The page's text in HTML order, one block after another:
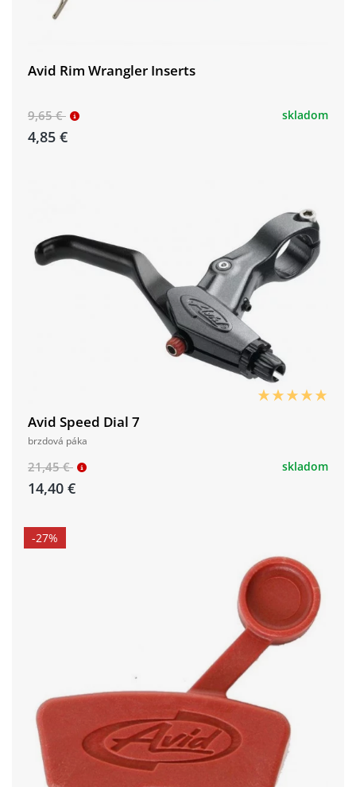
Avid Rim Wrangler Inserts
9,65 €
4,85 €
skladom
Avid Speed Dial 7
brzdová páka
21,45 €
14,40 €
skladom
-27%